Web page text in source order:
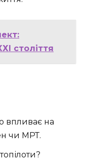
століття
впливає на
чи МРТ.